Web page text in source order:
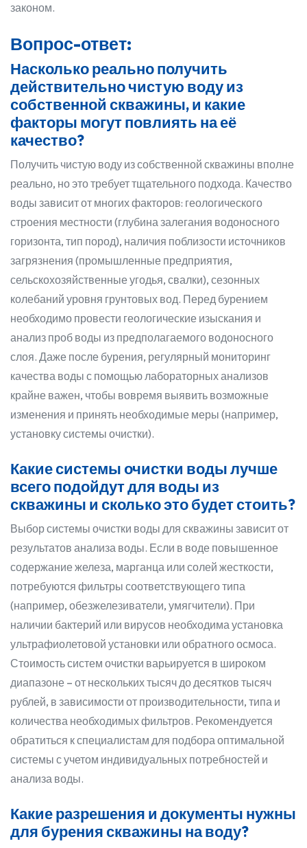
законом.
Вопрос-ответ:
Насколько реально получить
действительно чистую воду из
собственной скважины, и какие
факторы могут повлиять на её
качество?
Получить чистую воду из собственной скважины вполне
реально, но это требует тщательного подхода. Качество
воды зависит от многих факторов: геологического
строения местности (глубина залегания водоносного
горизонта, тип пород), наличия поблизости источников
загрязнения (промышленные предприятия,
сельскохозяйственные угодья, свалки), сезонных
колебаний уровня грунтовых вод. Перед бурением
необходимо провести геологические изыскания и
анализ проб воды из предполагаемого водоносного
слоя. Даже после бурения, регулярный мониторинг
качества воды с помощью лабораторных анализов
крайне важен, чтобы вовремя выявить возможные
изменения и принять необходимые меры (например,
установку системы очистки).
Какие системы очистки воды лучше
всего подойдут для воды из
скважины и сколько это будет стоить?
Выбор системы очистки воды для скважины зависит от
результатов анализа воды. Если в воде повышенное
содержание железа, марганца или солей жесткости,
потребуются фильтры соответствующего типа
(например, обезжелезиватели, умягчители). При
наличии бактерий или вирусов необходима установка
ультрафиолетовой установки или обратного осмоса.
Стоимость систем очистки варьируется в широком
диапазоне – от нескольких тысяч до десятков тысяч
рублей, в зависимости от производительности, типа и
количества необходимых фильтров. Рекомендуется
обратиться к специалистам для подбора оптимальной
системы с учетом индивидуальных потребностей и
анализа воды.
Какие разрешения и документы нужны
для бурения скважины на воду?